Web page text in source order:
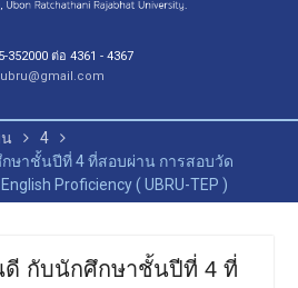
คณะ
and
Preparation
พิมพ์วารสาร
ขศาสตร์ 2569
ณะกรรมการ
คุณภาพการ
352000 ต่อ 4361 - 4367
4
ษาชั้นปีที่ 4 ที่สอบผ่าน การสอบวัด
Proficiency ( UBRU-TEP )
ดี กับนักศึกษาชั้นปีที่ 4 ที่